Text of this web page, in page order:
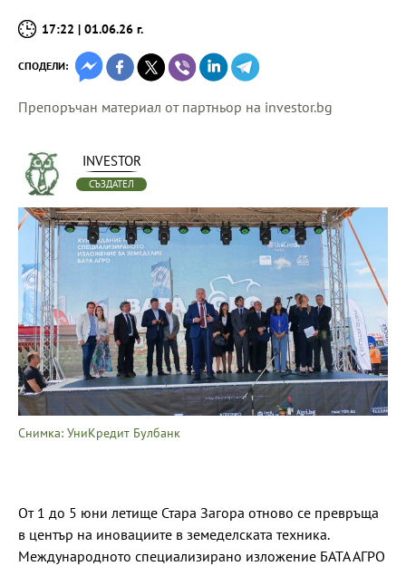
17:22 | 01.06.26 г.
СПОДЕЛИ:
Препоръчан материал от партньор на investor.bg
INVESTOR
СЪЗДАТЕЛ
Снимка: УниКредит Булбанк
От 1 до 5 юни летище Стара Загора отново се превръща
в център на иновациите в земеделската техника.
Международното специализирано изложение БАТА АГРО